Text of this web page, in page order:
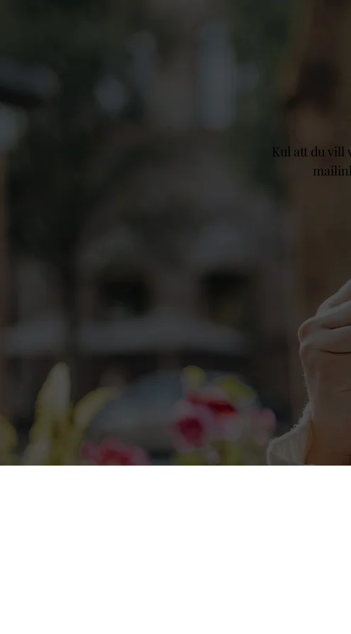
Kul att du vill